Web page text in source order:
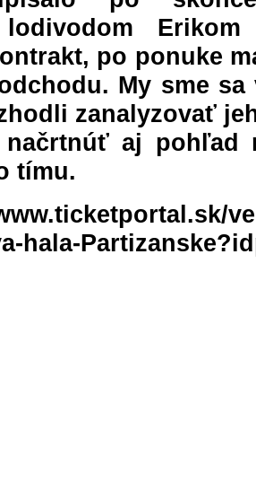
lodivodom
po ponuke
My sme
zanalyzovať
načrtnúť aj pohľad
tímu.